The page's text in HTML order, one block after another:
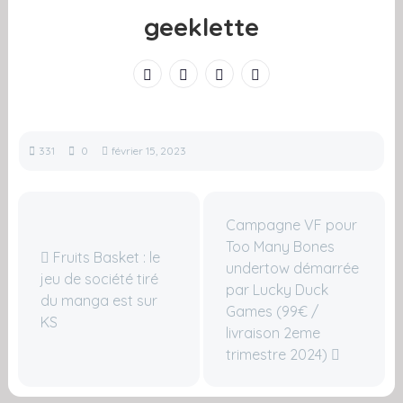
geeklette
331 0 février 15, 2023
Fruits Basket : le
jeu de société tiré
du manga est sur
KS
Campagne VF pour
Too Many Bones
undertow démarrée
par Lucky Duck
Games (99€ /
livraison 2eme
trimestre 2024)